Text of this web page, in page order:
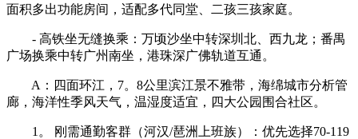
面积多出功能房间，适配多代同堂、二孩三孩家庭。
- 高铁坐无缝换乘：万顷沙坐中转深圳北、西九龙；番禺
广场换乘中转广州南坐，港珠深广佛轨道互通。
A：四面环江，7。8公里滨江景不雅带，海绵城市分析管
廊，海洋性季风天气，温湿度适宜，四大公园围合社区。
1。 刚需通勤客群（河汉/琶洲上班族）：优先选择70-119